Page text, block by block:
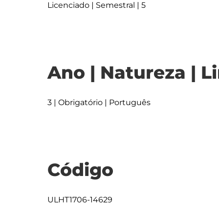
Licenciado | Semestral | 5
Ano | Natureza |
3 | Obrigatório | Português
Código
ULHT1706-14629